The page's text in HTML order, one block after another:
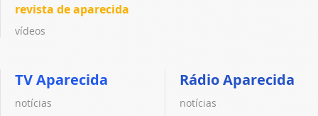
revista de aparecida
vídeos
TV Aparecida
notícias
Rádio Aparecida
notícias